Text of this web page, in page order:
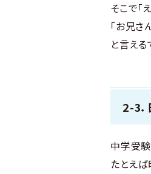
そこで「
「お兄
と言える
2-3
中学受
たとえ